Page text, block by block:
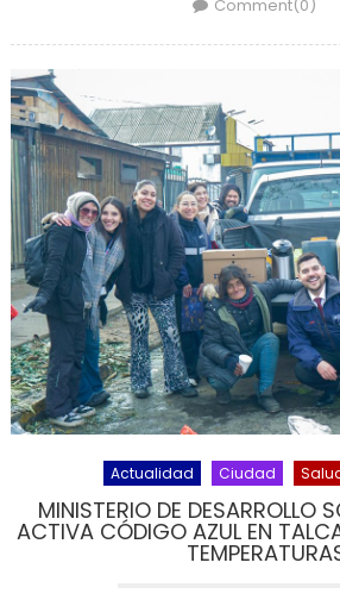
Comment(0)
Actualidad Ciudad
MINISTERIO DE DESARROLLO
ACTIVA CÓDIGO AZUL EN